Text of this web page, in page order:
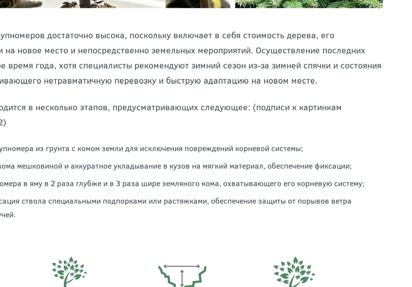
достаточно высока, поскольку включает в себя стоимость дерева, его
на новое место и непосредственно земельных мероприятий. Осуществление последних
время года, хотя специалисты рекомендуют зимний сезон из-за зимней спячки и состояния
нетравматичную перевозку и быструю адаптацию на новом месте.
в несколько этапов, предусматривающих следующее: (подписи к картинкам
из грунта с комом земли для исключения повреждений корневой системы;
мешковиной и аккуратное укладывание в кузов на мягкий материал, обеспечение фиксации;
в яму в 2 раза глубже и в 3 раза шире земляного кома, охватывающего его корневую систему;
ствола специальными подпорками или растяжками, обеспечение защиты от порывов ветра